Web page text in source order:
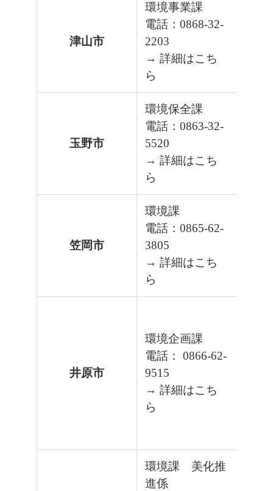
津山市
環境事業課
電話：0868-32-
2203
→ 詳細はこち
ら
玉野市
環境保全課
電話：0863-32-
5520
→ 詳細はこち
ら
笠岡市
環境課
電話：0865-62-
3805
→ 詳細はこち
ら
井原市
環境企画課
電話： 0866-62-
9515
→ 詳細はこち
ら
環境課 美化推
進係